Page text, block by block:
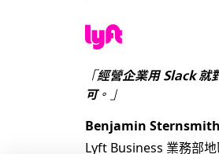
「經營企業用 Slack
可。」
Benjamin Sternsmith
Lyft Business 業務部